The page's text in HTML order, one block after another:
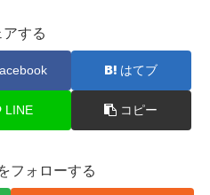
アする
はてブ
LINE コピー
フォローする